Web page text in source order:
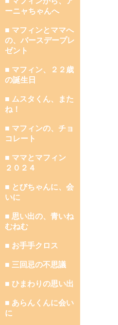
ーニャちゃんへ
■ マフィンとママへ
の、バースデープレ
ゼント
■ マフィン、２２歳
の誕生日
■ ムスタくん、また
ね！
■ マフィンの、チョ
コレート
■ ママとマフィン
２０２４
■ とびちゃんに、会
いに
■ 思い出の、青いね
むねむ
■ お手手クロス
■ 三回忌の不思議
■ ひまわりの思い出
■ あらんくんに会い
に